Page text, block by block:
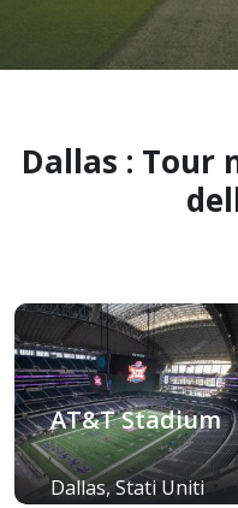
Dallas : Tour
AT&T Stadium
Dallas, Stati Uniti